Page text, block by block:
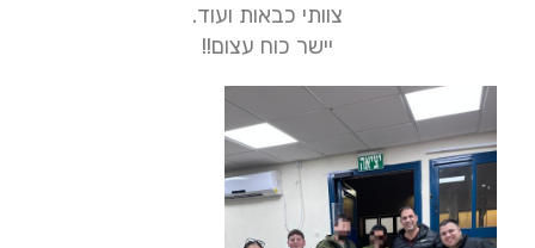
צוותי כבאות ועוד.
יישר כוח עצום!!